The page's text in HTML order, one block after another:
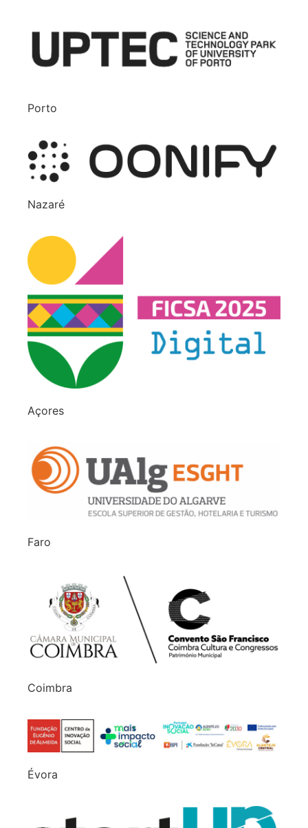
Porto
Nazaré
Açores
Faro
Coimbra
Évora